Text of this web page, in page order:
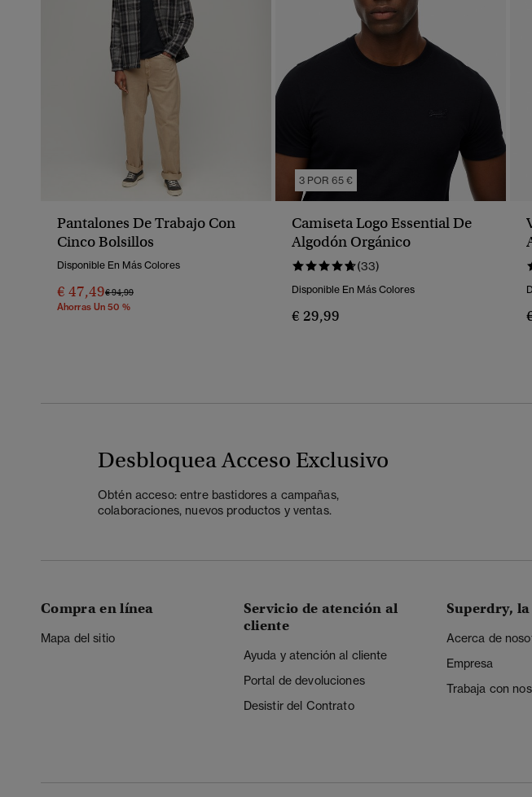
Pantalones De Trabajo Con
Cinco Bolsillos
Disponible En Más Colores
€ 47,49Precio Rebajado De
€ 94,99A
Ahorras Un 50 %
3 POR 65 €
Camiseta Logo Essential De
Algodón Orgánico
(33)
Disponible En Más Colores
€ 29,99
Desbloquea Acceso Exclusivo
Obtén acceso: entre bastidores a campañas,
colaboraciones, nuevos productos y ventas.
Compra en línea
Mapa del sitio
Servicio de atención al
cliente
Ayuda y atención al cliente
Portal de devoluciones
Desistir del Contrato
Superdry,
Acerca de
Empresa
Trabaja con